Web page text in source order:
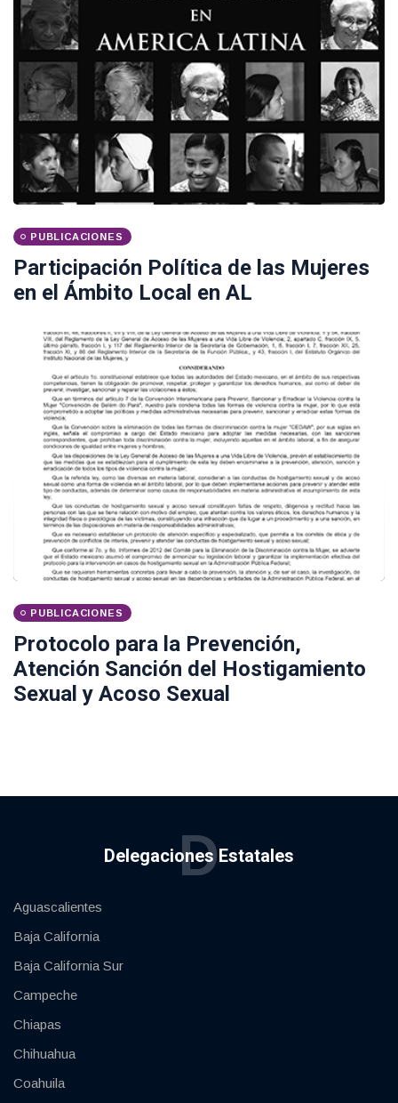
PUBLICACIONES
Participación Política de las Mujeres
en el Ámbito Local en AL
PUBLICACIONES
Protocolo para la Prevención,
Atención Sanción del Hostigamiento
Sexual y Acoso Sexual
Delegaciones Estatales
D
Aguascalientes
Baja California
Baja California Sur
Campeche
Chiapas
Chihuahua
Coahuila